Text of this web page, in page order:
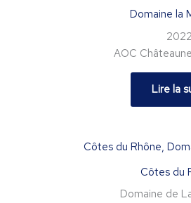
Domaine la
2022
AOC
Lire la
Côtes du
Domaine de